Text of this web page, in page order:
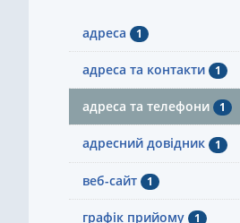
адреса 1
адреса та контакти 1
адреса та телефони 1
адресний довідник 1
веб-сайт 1
графік прийому 1